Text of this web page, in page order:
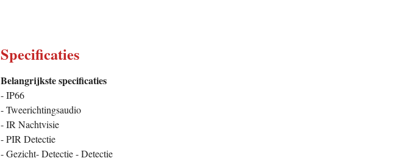
Specificaties
Belangrijkste specificaties
- IP66
- Tweerichtingsaudio
- IR Nachtvisie
- PIR Detectie
- Gezicht- Detectie - Detectie